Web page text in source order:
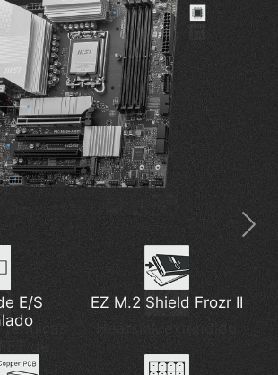
E/S
EZ M.2 Shield Frozr II
4 5G Network Solution
de
Heatsink extendido